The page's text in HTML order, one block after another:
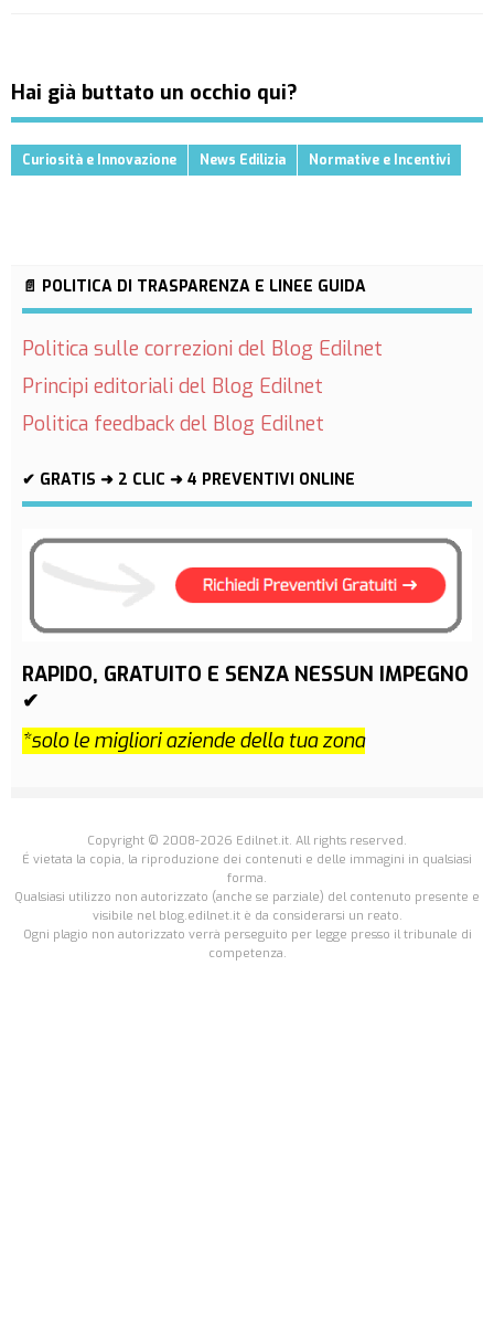
Hai già buttato un occhio qui?
Curiosità e Innovazione News Edilizia Normative e Incentivi
📄 POLITICA DI TRASPARENZA E LINEE GUIDA
Politica sulle correzioni del Blog Edilnet
Principi editoriali del Blog Edilnet
Politica feedback del Blog Edilnet
✔ GRATIS ➜ 2 CLIC ➜ 4 PREVENTIVI ONLINE
RAPIDO, GRATUITO E SENZA NESSUN IMPEGNO
✔
*solo le migliori aziende della tua zona
Copyright © 2008-2026 Edilnet.it. All rights reserved.
É vietata la copia, la riproduzione dei contenuti e delle immagini in qualsiasi
forma.
Qualsiasi utilizzo non autorizzato (anche se parziale) del contenuto presente e
visibile nel blog.edilnet.it è da considerarsi un reato.
Ogni plagio non autorizzato verrà perseguito per legge presso il tribunale di
competenza.